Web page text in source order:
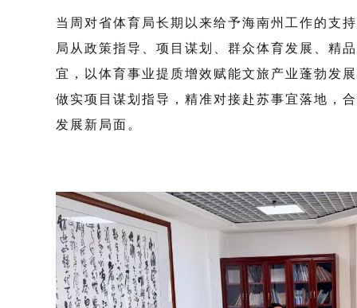
当周对省体育局长期以来给予海南州工作的支
局从政策指导、项目谋划、群众体育发展
、精品
宜，
以 体育事业提质增效赋能文旅产业蓬勃发
做实项目 谋划 指导， 精准对接赴苏事宜落地，
发展新局面。